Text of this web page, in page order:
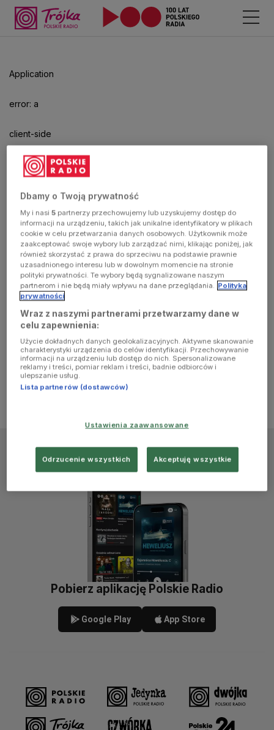
Application
error: a
client-side
exception
has
occurred
(see the
browser
console for
more
information)
aby
odtwarzać.
Pobierz aplikację Polskie Radio
Google Play App Store
Dbamy o Twoją prywatność
My i nasi5 partnerzy przechowujemy lub uzyskujemy dostęp do
informacji na urządzeniu, takich jak unikalne identyfikatory w plikach
cookie w celu przetwarzania danych osobowych. Użytkownik może
zaakceptować swoje wybory lub zarządzać nimi, klikając poniżej, jak
również skorzystać z prawa do sprzeciwu na podstawie prawnie
uzasadnionego interesu lub w dowolnym momencie na stronie
polityki prywatności. Te wybory będą sygnalizowane naszym
partnerom i nie będą miały wpływu na dane przeglądania. Polityka
prywatności
Wraz z naszymi partnerami przetwarzamy dane w
celu zapewnienia:
Użycie dokładnych danych geolokalizacyjnych. Aktywne skanowanie
charakterystyki urządzenia do celów identyfikacji. Przechowywanie
informacji na urządzeniu lub dostęp do nich. Spersonalizowane
reklamy i treści, pomiar reklam i treści, badnie odbiorców i
ulepszanie usług.
Lista partnerów (dostawców)
Ustawienia zaawansowane
Odrzucenie wszystkich Akceptuję wszystkie